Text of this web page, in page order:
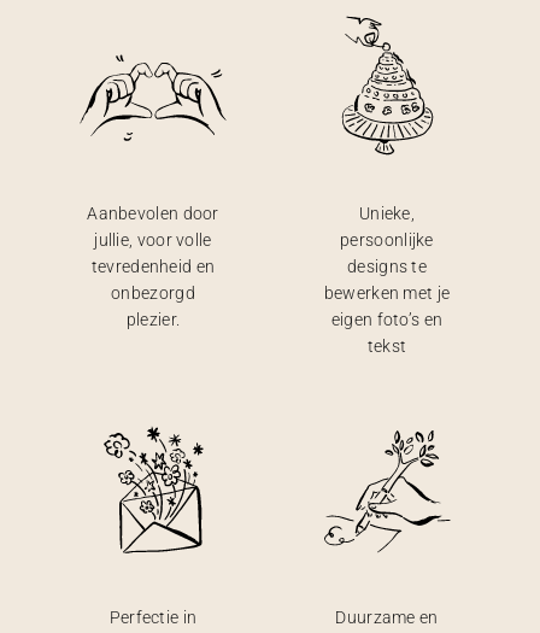
Aanbevolen door
jullie, voor volle
tevredenheid en
onbezorgd
plezier.
Unieke,
persoonlijke
designs te
bewerken met je
eigen foto’s en
tekst
Perfectie in
Duurzame en